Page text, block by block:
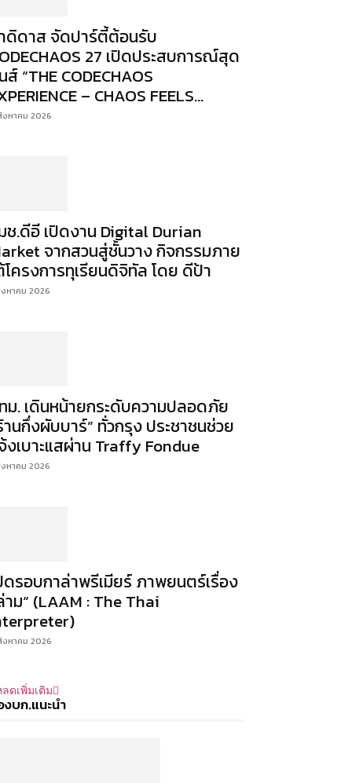
ดิดาส จัดปาร์ตี้ต้อนรับ
27 เปิดประสบการณ์สุด
ส์ “THE CODECHAOS
– CHAOS FEELS...
งหาคม 2026
ช.ดีอี เปิดงาน Digital Durian
จากสวนสู่ชั้นวาง กิจกรรมภาย
โครงการทุเรียนดิจิทัล โดย ดีป้า
หาคม 2026
ม. เดินหน้ายกระดับความปลอดภัย
านกึ่งผับบาร์” ทั่วกรุง ประชาชนช่วย
งเบาะแสผ่าน Traffy Fondue
หาคม 2026
ดรอบกาล่าพรีเมียร์ ภาพยนตร์เรื่อง
าม“ (LAAM : The Thai
หาคม 2026
ดเพิ่มเติม
งบก.แนะนำ